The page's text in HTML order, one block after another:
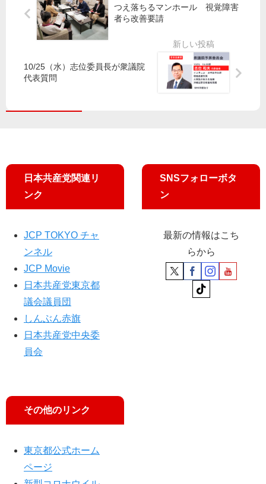
対
応
を
共
産
党
新
都
金
上
乗
募
開
つえ落ちるマンホール 視覚障害
者ら改善要請
10/25（水）志位委員長が衆議院
代表質問
日本共産党関連リ
ンク
JCP TOKYO チャ
ンネル
JCP Movie
日本共産党東京都
議会議員団
しんぶん赤旗
日本共産党中央委
員会
その他のリンク
東京都公式ホーム
ページ
SNSフォローボタ
ン
最新の情報はこち
らから